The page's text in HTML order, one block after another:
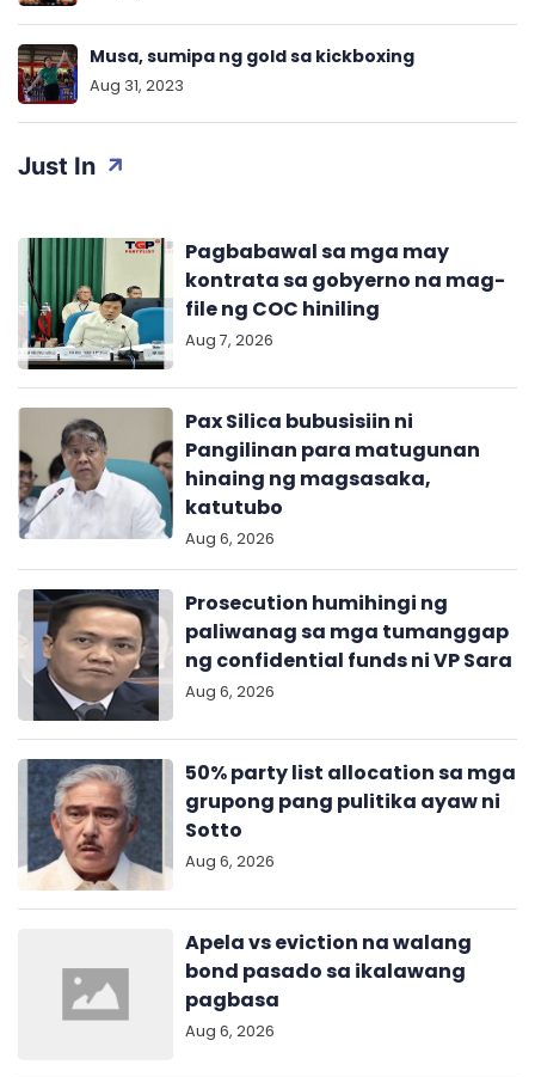
Just In
Pagbabawal sa mga may
kontrata sa gobyerno na mag-
file ng COC hiniling
Aug 7, 2026
Pax Silica bubusisiin ni
Pangilinan para matugunan
hinaing ng magsasaka,
katutubo
Aug 6, 2026
Prosecution humihingi ng
paliwanag sa mga tumanggap
ng confidential funds ni VP Sara
Aug 6, 2026
50% party list allocation sa mga
grupong pang pulitika ayaw ni
Sotto
Aug 6, 2026
Apela vs eviction na walang
bond pasado sa ikalawang
pagbasa
Aug 6, 2026
Musa, sumipa ng gold sa kickboxing
Aug 31, 2023